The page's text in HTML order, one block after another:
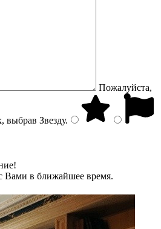
Пожалуйста,
выбрав Звезду.
Вами в ближайшее время.